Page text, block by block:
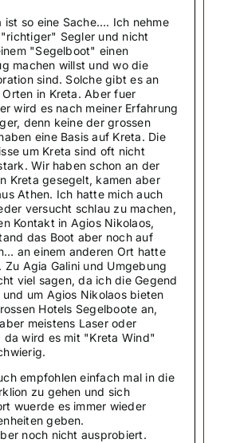
ist so eine Sache…. Ich nehme
Segler und nicht
"Segelboot" einen
machen willst und wo die
sind. Solche gibt es an
in Kreta. Aber fuer
wird es nach meiner Erfahrung
denn keine der grossen
eine Basis auf Kreta. Die
um Kreta sind oft nicht
Wir haben schon an der
Kreta gesegelt, kamen aber
Athen. Ich hatte mich auch
versucht schlau zu machen,
Kontakt in Agios Nikolaos,
das Boot aber noch auf
an einem anderen Ort hatte
Zu Agia Galini und Umgebung
viel sagen, da ich die Gegend
um Agios Nikolaos bieten
Hotels Segelboote an,
meistens Laser oder
da wird es mit "Kreta Wind"
empfohlen einfach mal in die
zu gehen und sich
wuerde es immer wieder
geben.
noch nicht ausprobiert.